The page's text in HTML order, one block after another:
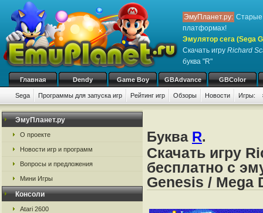
ЭмуПланет.ру: Старые
платформах!
Эмулятор сега (Sega
Скачать игру Richard
буква "R"
Главная Dendy Game Boy GBAdvance GBColor
Sega Программы для запуска игр Рейтинг игр Обзоры Новости Игры:
ЭмуПланет.ру
О проекте
Новости игр и программ
Вопросы и предложения
Мини Игры
Консоли
Atari 2600
Буква R.
Скачать игру
бесплатно с
Genesis / Mega